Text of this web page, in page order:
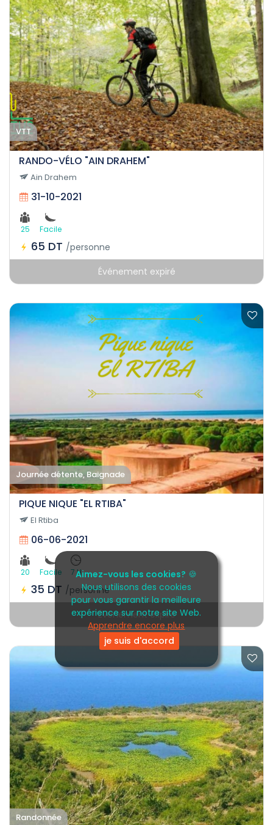
Aimez-vous les cookies? 🍪
Nous utilisons des cookies
pour vous garantir la meilleure
expérience sur notre site Web.
Apprendre encore plus
je suis d'accord
VTT
RANDO-VÉLO "AIN DRAHEM"
Ain Drahem
31-10-2021
25 Facile
65 DT /personne
Événement expiré
Journée détente, Baignade
PIQUE NIQUE "EL RTIBA"
El Rtiba
06-06-2021
20 Facile 7 H
35 DT /personne
Événement expiré
Randonnée